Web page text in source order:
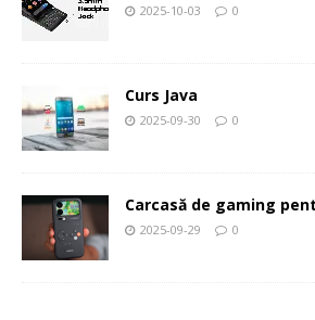
2025-10-03 0
Curs Java
2025-09-30 0
Carcasă de gaming
2025-09-29 0